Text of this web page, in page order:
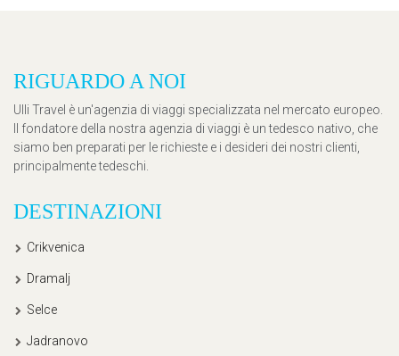
RIGUARDO A NOI
Ulli Travel è un'agenzia di viaggi specializzata nel mercato europeo.
Il fondatore della nostra agenzia di viaggi è un tedesco nativo, che
siamo ben preparati per le richieste e i desideri dei nostri clienti,
principalmente tedeschi.
DESTINAZIONI
Crikvenica
Dramalj
Selce
Jadranovo